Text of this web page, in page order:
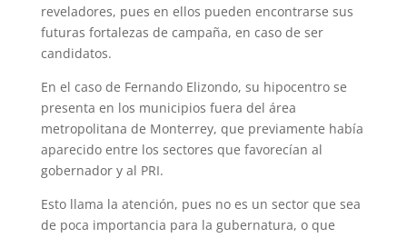
reveladores, pues en ellos pueden encontrarse sus
futuras fortalezas de campaña, en caso de ser
candidatos.
En el caso de Fernando Elizondo, su hipocentro se
presenta en los municipios fuera del área
metropolitana de Monterrey, que previamente había
aparecido entre los sectores que favorecían al
gobernador y al PRI.
Esto llama la atención, pues no es un sector que sea
de poca importancia para la gubernatura, o que